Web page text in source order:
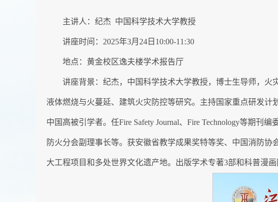
主讲人：纪杰 中国科学技术大学教授
讲座时间：2025年3月24日10:00-11:30
地点：黄金校区逸夫楼学术报告厅
讲座背景：纪杰，中国科学技术大学教授，博士生导师，
液体燃烧与火蔓延、建筑火灾防控等研究。主持国家重点研发计
中国高被引学者。任Fire Safety Journal、Fire Technology等期
防火分会副理事长等。获安徽省教学成果奖特等奖、中国消防
大工程项目和多处世界文化遗产地。出版学术专著3部和科普漫画